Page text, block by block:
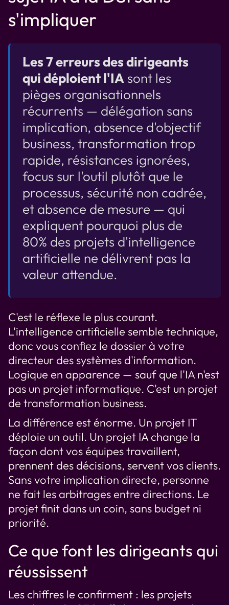
s'impliquer
Les 7 erreurs des dirigeants
qui déploient l'IA sont les
pièges organisationnels
récurrents — délégation sans
implication, absence d'objectif
business, transformation trop
rapide, résistances ignorées,
focus sur l'outil plutôt que le
processus, sécurité non cadrée,
et absence de mesure — qui
expliquent pourquoi plus de
80% des projets d'intelligence
artificielle ne délivrent pas la
valeur attendue.
C'est le réflexe le plus courant.
L'intelligence artificielle semble technique,
donc vous confiez le dossier à votre
directeur des systèmes d'information.
Logique en apparence — sauf que l'IA n'est
pas un projet informatique. C'est un projet
de transformation business.
La différence est énorme. Un projet IT
déploie un outil. Un projet IA change la
façon dont vos équipes travaillent,
prennent des décisions, servent vos clients.
Sans votre implication directe, personne
ne fait les arbitrages entre directions. Le
projet finit dans un coin, sans budget ni
priorité.
Ce que font les dirigeants qui
réussissent
Les chiffres le confirment : les projets